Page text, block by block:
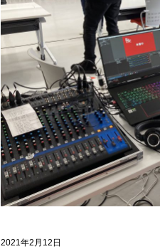
2021年2月12日